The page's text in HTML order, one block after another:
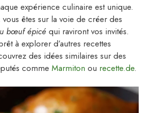
expérience culinaire est unique.
êtes sur la voie de créer des
bœuf épicé qui raviront vos invités.
à explorer d’autres recettes
des idées similaires sur des
comme Marmiton ou recette.de.